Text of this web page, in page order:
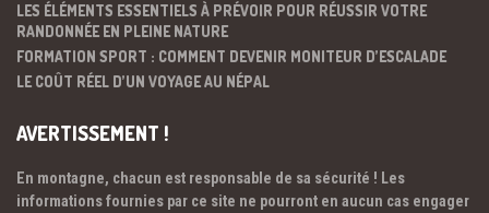
LES ÉLÉMENTS ESSENTIELS À PRÉVOIR POUR RÉUSSIR VOTRE
RANDONNÉE EN PLEINE NATURE
FORMATION SPORT : COMMENT DEVENIR MONITEUR D’ESCALADE
LE COÛT RÉEL D’UN VOYAGE AU NÉPAL
AVERTISSEMENT !
En montagne, chacun est responsable de sa sécurité ! Les
informations fournies par ce site ne pourront en aucun cas engager